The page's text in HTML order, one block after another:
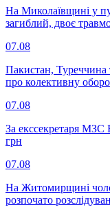
На Миколаївщині у
загиблий, двоє
07.08
Пакистан, Туреччина
про колективну
07.08
За екссекретаря МЗС
грн
07.08
На Житомирщині
розпочато